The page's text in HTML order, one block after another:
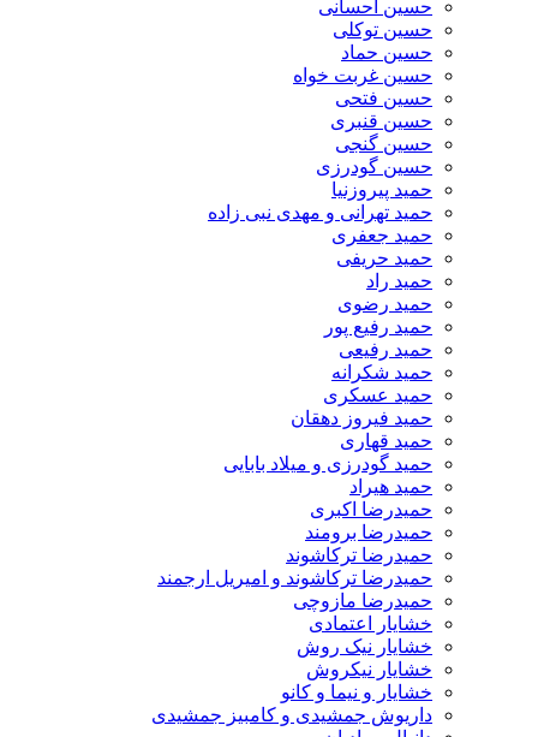
حسین احسانی
حسین توکلی
حسین حماد
حسین غربت خواه
حسین فتحی
حسین قنبری
حسین گنجی
حسین گودرزی
حمید پیروزنیا
حمید تهرانی و مهدی نبی زاده
حمید جعفری
حمید حریفی
حمید راد
حمید رضوی
حمید رفیع پور
حمید رفیعی
حمید شکرانه
حمید عسکری
حمید فیروز دهقان
حمید قهاری
حمید گودرزی و میلاد بابایی
حمید هیراد
حمیدرضا اکبری
حمیدرضا برومند
حمیدرضا ترکاشوند
حمیدرضا ترکاشوند و امیریل ارجمند
حمیدرضا مازوچی
خشایار اعتمادی
خشایار نیک روش
خشایار نیکروش
خشایار و نیما و کانو
داریوش جمشیدی و کامبیز جمشیدی